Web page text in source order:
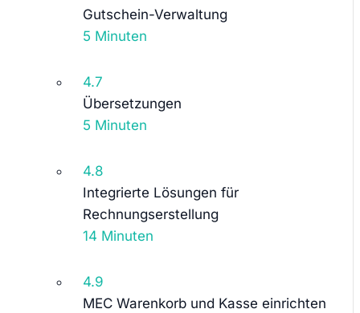
Gutschein-Verwaltung
5 Minuten
4.7
Übersetzungen
5 Minuten
4.8
Integrierte Lösungen für
Rechnungserstellung
14 Minuten
4.9
MEC Warenkorb und Kasse einrichten